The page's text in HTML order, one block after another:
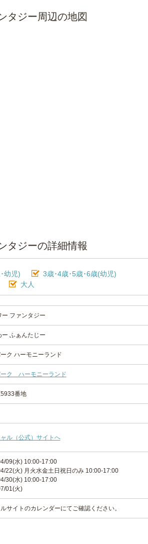
タジー周辺の地図
タジーの詳細情報
幼児)
3歳･4歳･5歳･6歳(幼児)
大人
ファンタジー
ふぁんたじー
ク ハーモニーランド
ク ハーモニーランド
番地
ル（公式）サイトへ
09(水) 10:00-17:00
22(火) 月火水金土日祝日のみ 10:00-17:00
30(水) 10:00-17:00
01(火)
サイトのカレンダーにてご確認ください。